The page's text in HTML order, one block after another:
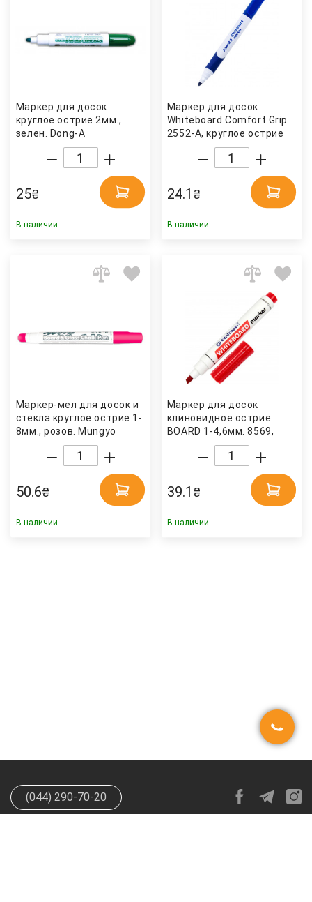
Маркер для досок
круглое острие 2мм.,
зелен. Dong-A
25₴
В наличии
Маркер для досок
Whiteboard Comfort Grip
2552-A, круглое острие
2мм., синий Axent
24.1 ₴
В наличии
Маркер-мел для досок и
стекла круглое острие 1-
8мм., розов. Mungyo
50.6₴
В наличии
Маркер для досок
клиновидное острие
BOARD 1-4,6мм. 8569,
красн. Centropen
39.1 ₴
В наличии
(044) 290-70-20